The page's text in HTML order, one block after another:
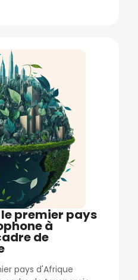
premier pays
à
de
pays d'Afrique